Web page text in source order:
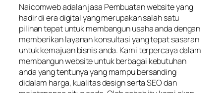
Naicomweb adalah jasa Pembuatan website yang
hadir di era digital yang merupakan salah satu
pilihan tepat untuk membangun usaha anda dengan
memberikan layanan konsultasi yang tepat sasaran
untuk kemajuan bisnis anda. Kami terpercaya dalam
membangun website untuk berbagai kebutuhan
anda yang tentunya yang mampu bersanding
didalam harga, kualitas design serta SEO dan